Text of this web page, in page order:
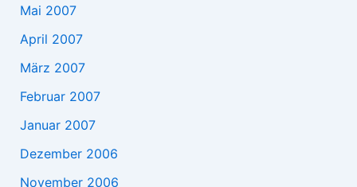
Mai 2007
April 2007
März 2007
Februar 2007
Januar 2007
Dezember 2006
November 2006